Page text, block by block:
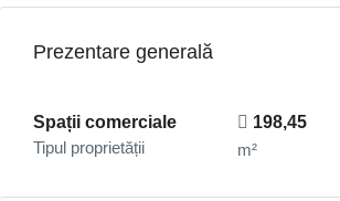
Prezentare generală
Spații comerciale
Tipul proprietății
198,45
m²